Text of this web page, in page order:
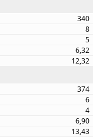
340
8
5
6,32
12,32
374
6
4
6,90
13,43